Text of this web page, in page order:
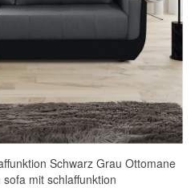
Schwarz Grau Ottomane
mit schlaffunktion